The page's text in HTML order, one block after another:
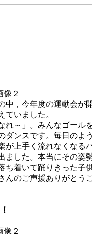
，今年度の運動会が
ていました。
～」。みんなゴール
ンスです。毎日のよ
が上手く流れなくな
ました。本当にその
ち着いて踊りきった子
のご声援ありがとう